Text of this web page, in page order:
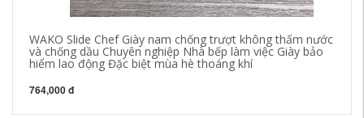
WAKO Slide Chef Giày nam chống trượt không thấm nước
và chống dầu Chuyên nghiệp Nhà bếp làm việc Giày bảo
hiểm lao động Đặc biệt mùa hè thoáng khí
764,000 đ